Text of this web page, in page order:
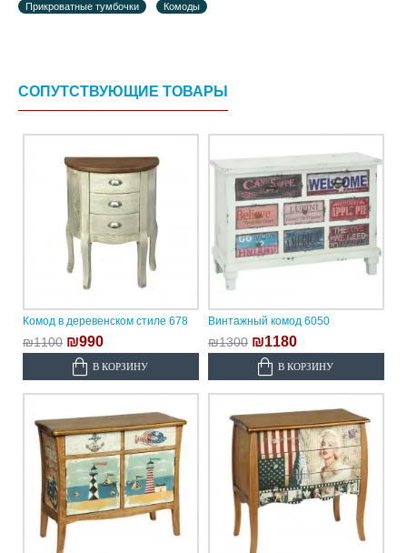
Прикроватные тумбочки
Комоды
СОПУТСТВУЮЩИЕ ТОВАРЫ
Комод в деревенском стиле 678
₪1100 ₪990
В КОРЗИНУ
Винтажный комод 6050
₪1300 ₪1180
В КОРЗИНУ